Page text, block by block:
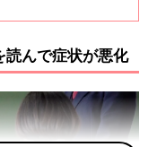
き、その不安を解消す
うですが、福原さん
頻繁に手を洗うように
回インタビューの１回
読んで症状が悪化